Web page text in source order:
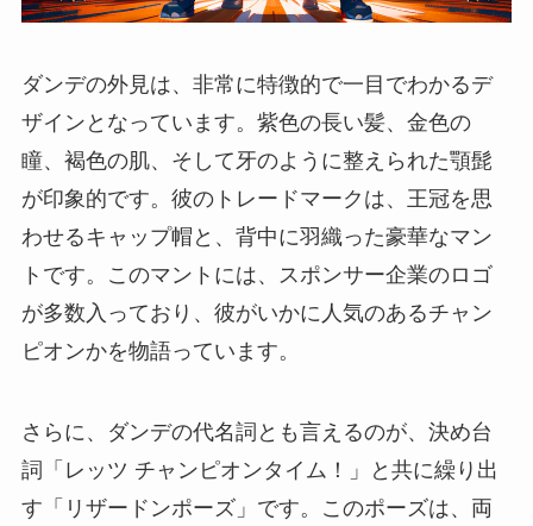
ダンデの外見は、非常に特徴的で一目でわかるデ
ザインとなっています。紫色の長い髪、金色の
瞳、褐色の肌、そして牙のように整えられた顎髭
が印象的です。彼のトレードマークは、王冠を思
わせるキャップ帽と、背中に羽織った豪華なマン
トです。このマントには、スポンサー企業のロゴ
が多数入っており、彼がいかに人気のあるチャン
ピオンかを物語っています。
さらに、ダンデの代名詞とも言えるのが、決め台
詞「レッツ チャンピオンタイム！」と共に繰り出
す「リザードンポーズ」です。このポーズは、両